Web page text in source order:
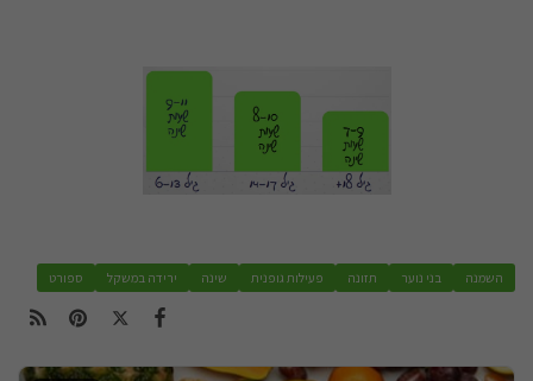
השמנה בני נוער תזונה פעילות גופנית שינה ירידה במשקל ספורט